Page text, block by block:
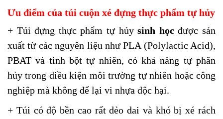
Ưu điểm của túi cuộn xé đựng thực phẩm tự hủy
+ Túi đựng thực phẩm tự hủy sinh họcđược sản
xuất từ các nguyên liệu như PLA (Polylactic Acid),
PBAT và tinh bột tự nhiên, có khả năng tự phân
hủy trong điều kiện môi trường tự nhiên hoặc công
nghiệp mà không để lại vi nhựa độc hại.
+ Túi có độ bền cao rất dẻo dai và khó bị xé rách